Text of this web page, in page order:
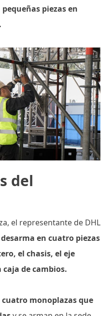
piezas en
del
el representante de DHL
en cuatro piezas
el chasis, el eje
de cambios.
monoplazas que